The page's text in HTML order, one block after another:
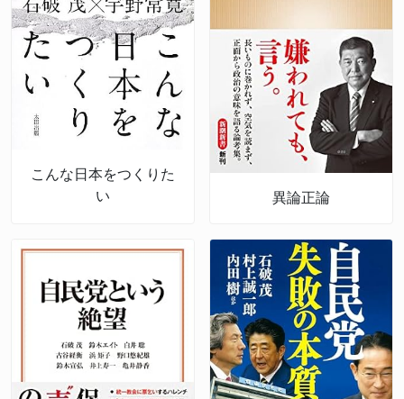
こんな日本をつくりた
い
異論正論